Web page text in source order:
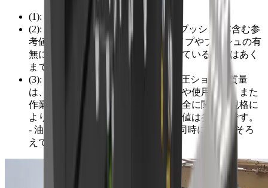
(1): 本体質量 (ブラケット除く)
(2): 総質量 (ブラケット、ピン2本、ブッシュ4本含む参
考値)。総質量は、ブラケットのタイプやブッシュの有
無により異なりますので、表示されている数値はあく
までも参考値です。
(3): 推奨油圧ショベル質量。 推奨油圧ショベル質量
は、油圧ショベル等建設機械の仕様や使用用途、また
作業内容や作業対象物、さらには安全に関する規格に
より異なります。表示されている数値は参考値です。
- 油圧設定の最小流量と最小圧力は同時に目盛をそろ
えてください